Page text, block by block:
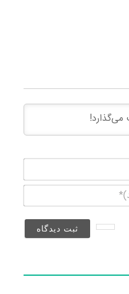
(منتشر